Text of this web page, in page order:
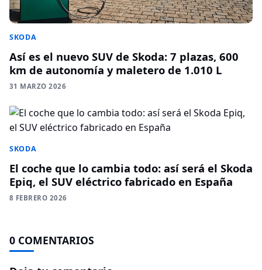
SKODA
Así es el nuevo SUV de Skoda: 7 plazas, 600
km de autonomía y maletero de 1.010 L
31 MARZO 2026
SKODA
El coche que lo cambia todo: así será el Skoda
Epiq, el SUV eléctrico fabricado en España
8 FEBRERO 2026
0 COMENTARIOS